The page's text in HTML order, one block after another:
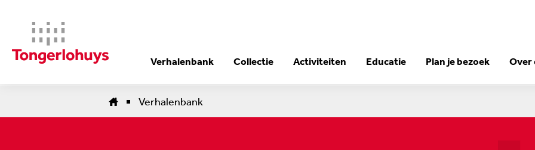
Verhalenbank Collectie Activiteiten Educatie Plan je bezoek Over
Verhalenbank